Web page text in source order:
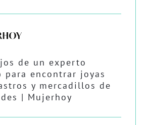
de un experto
para encontrar joyas
y mercadillos de
| Mujerhoy